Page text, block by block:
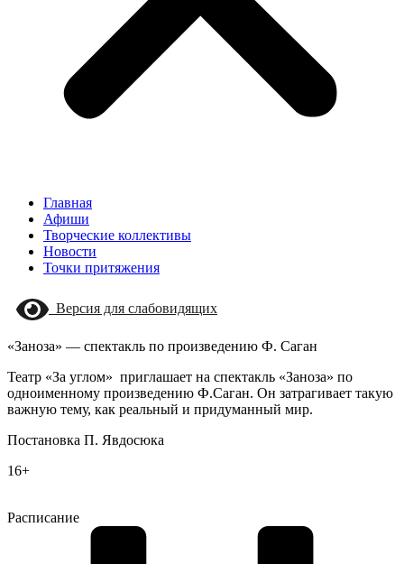
Главная
Афиши
Творческие коллективы
Новости
Точки притяжения
Версия для слабовидящих
«Заноза» — спектакль по произведению Ф. Саган
Театр «За углом» приглашает на спектакль «Заноза» по
одноименному произведению Ф.Саган. Он затрагивает такую
важную тему, как реальный и придуманный мир.
Постановка П. Явдосюка
16+
Расписание